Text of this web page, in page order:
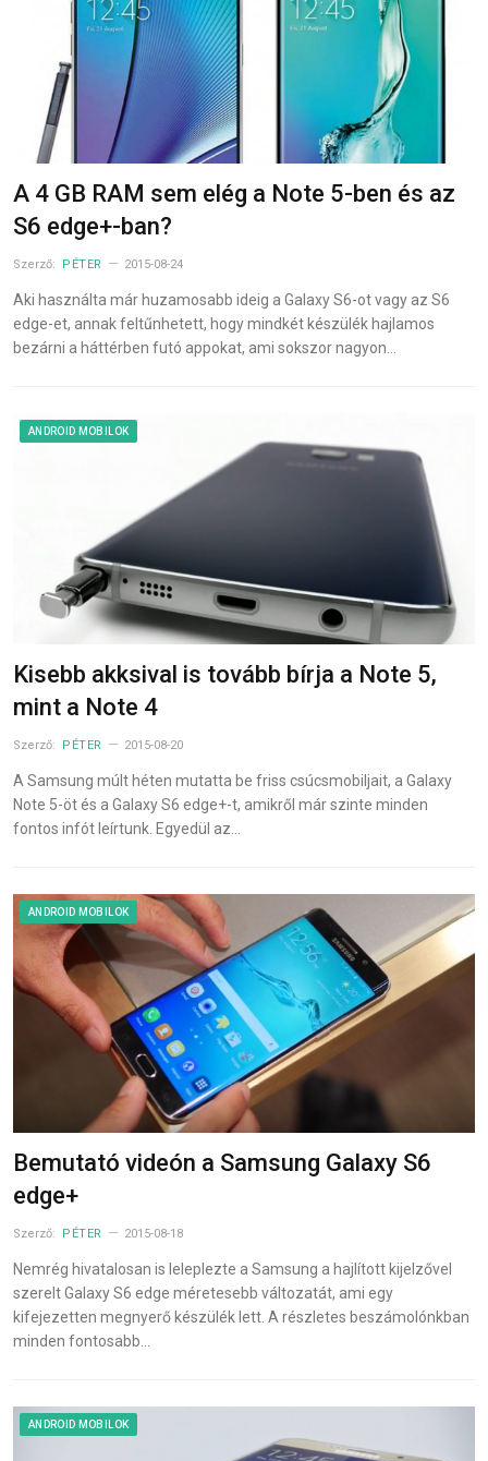
A 4 GB RAM sem elég a Note 5-ben és az
S6 edge+-ban?
Szerző: PÉTER 2015-08-24
Aki használta már huzamosabb ideig a Galaxy S6-ot vagy az S6
edge-et, annak feltűnhetett, hogy mindkét készülék hajlamos
bezárni a háttérben futó appokat, ami sokszor nagyon…
ANDROID MOBILOK
Kisebb akksival is tovább bírja a Note 5,
mint a Note 4
Szerző: PÉTER 2015-08-20
A Samsung múlt héten mutatta be friss csúcsmobiljait, a Galaxy
Note 5-öt és a Galaxy S6 edge+-t, amikről már szinte minden
fontos infót leírtunk. Egyedül az…
ANDROID MOBILOK
Bemutató videón a Samsung Galaxy S6
edge+
Szerző: PÉTER 2015-08-18
Nemrég hivatalosan is leleplezte a Samsung a hajlított kijelzővel
szerelt Galaxy S6 edge méretesebb változatát, ami egy
kifejezetten megnyerő készülék lett. A részletes beszámolónkban
minden fontosabb…
ANDROID MOBILOK